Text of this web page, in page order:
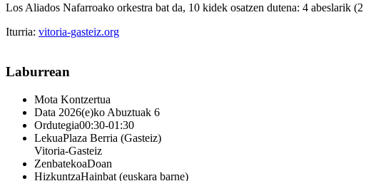
Los Aliados Nafarroako orkestra bat da, 10 kidek osatzen dutena: 4 abeslarik
Iturria: vitoria-gasteiz.org
Laburrean
Mota Kontzertua
Data 2026(e)ko Abuztuak 6
Ordutegia00:30-01:30
LekuaPlaza Berria (Gasteiz)
Vitoria-Gasteiz
ZenbatekoaDoan
HizkuntzaHainbat (euskara barne)